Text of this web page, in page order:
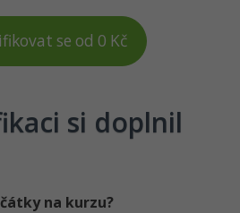
se od 0 Kč
si doplnil
na kurzu?